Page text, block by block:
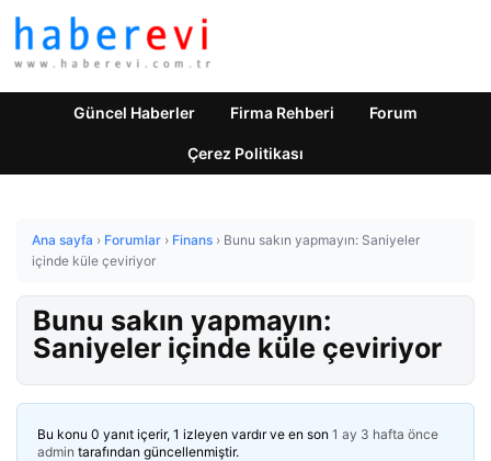
Güncel Haberler Firma Rehberi Forum
Çerez Politikası
Ana sayfa › Forumlar › Finans › Bunu sakın yapmayın: Saniyeler
içinde küle çeviriyor
Bunu sakın yapmayın:
Saniyeler içinde küle çeviriyor
Bu konu 0 yanıt içerir, 1 izleyen vardır ve en son 1 ay 3 hafta önce
admin tarafından güncellenmiştir.